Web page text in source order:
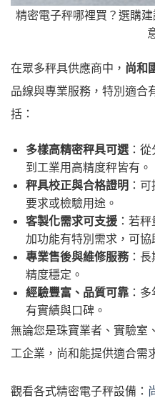
精密電子秤哪裡買？選購
在眾多秤具供應商中， 尚和
品線與專業服務，特別適合
括：
多樣高精密秤具可選：從
到工業用高精度秤皆有。
秤具校正與合格證明：可
要求或檢驗用途。
客製化需求可支援：若秤
加功能有特別需求，可協
專業售後與維修服務：長
精度穩定。
經驗豐富、品質可靠：多
有實績與口碑。
無論您是珠寶業者、實驗室
工企業，尚和能提供適合需
觀看各式精密電子秤設備：